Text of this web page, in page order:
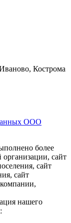
Кострома
ООО
более
сайт
сайт
сайт
нашего